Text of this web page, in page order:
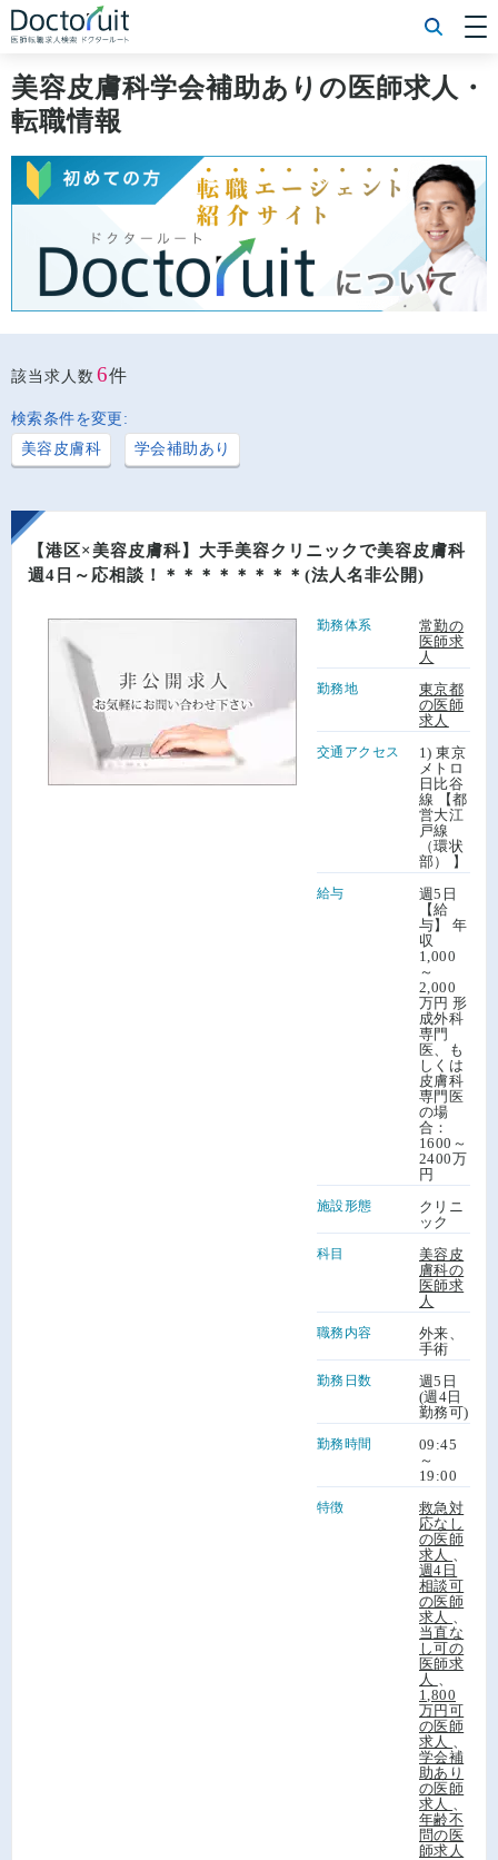
[常勤] 科目から探す
[常勤] 特徴から探す
Doctoruit医師転職特集
Doctoruitについて
運営者情報
プライバシーポリシー
美容皮膚科学会補助ありの医師求人・
転職情報
該当求人数 6件
検索条件を変更:
美容皮膚科
学会補助あり
【港区×美容皮膚科】大手美容クリニックで美容皮膚科
週4日～応相談！＊＊＊＊＊＊＊＊(法人名非公開)
勤務体系
常勤の
医師求
人
勤務地
東京都
の医師
求人
交通アクセス
1) 東京
メトロ
日比谷
線 【都
営大江
戸線
（環状
部） 】
給与
週5日
【給
与】 年
収
1,000
～
2,000
万円 形
成外科
専門
医、も
しくは
皮膚科
専門医
の場
合：
1600～
2400万
円
施設形態
クリニ
ック
科目
美容皮
膚科の
医師求
人
職務内容
外来、
手術
勤務日数
週5日
(週4日
勤務可)
勤務時間
09:45
～
19:00
特徴
救急対
応なし
の医師
求人
週4日
相談可
の医師
求人
当直な
し可の
医師求
人
1,800
万円可
の医師
求人
学会補
助あり
の医師
求人
年齢不
問の医
師求人